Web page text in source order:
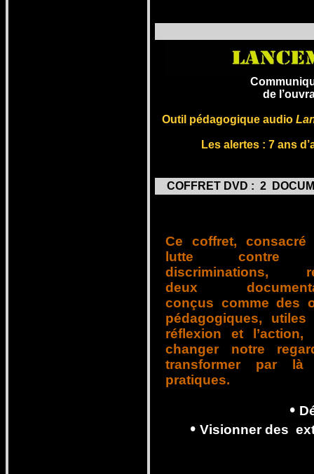
de
Outil pédagogique audio
Les a lertes : 7 ans
COFFRET DVD : 2
Ce coffret,
lutte contre
discriminations,
deux
conçus comme des
pédagogiques,
réflexion et l’action,
changer notre
transformer par là
pratiques.
• D
• Visionnerdes